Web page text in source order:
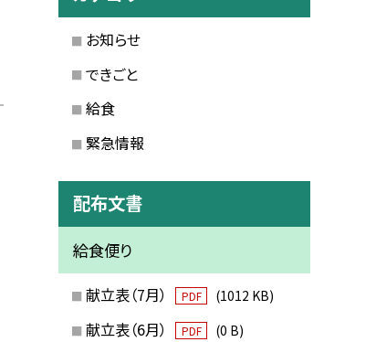
お知らせ
できごと
給食
緊急情報
配布文書
給食便り
献立表（7月） PDF (1012 KB)
献立表（6月） PDF (0 B)